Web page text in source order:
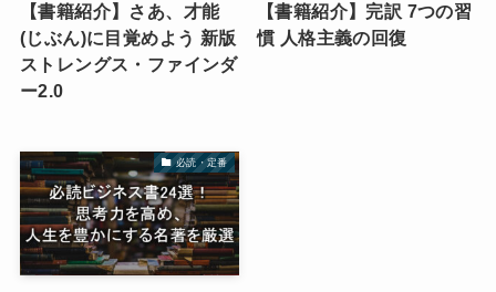
【書籍紹介】さあ、才能
(じぶん)に目覚めよう 新版
ストレングス・ファインダ
ー2.0
【書籍紹介】完訳 7つの習
慣 人格主義の回復
必読・定番